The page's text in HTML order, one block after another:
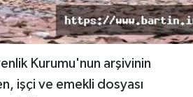
Kurumu'nun arşivinin
işçi ve emekli dosyası